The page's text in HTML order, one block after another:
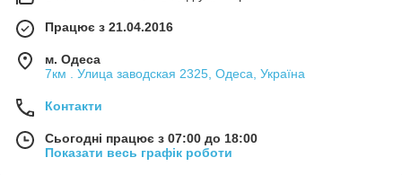
Працює з 21.04.2016
м. Одеса
7км . Улица заводская 2325, Одеса, Україна
Контакти
Сьогодні працює з 07:00 до 18:00
Показати весь графік роботи